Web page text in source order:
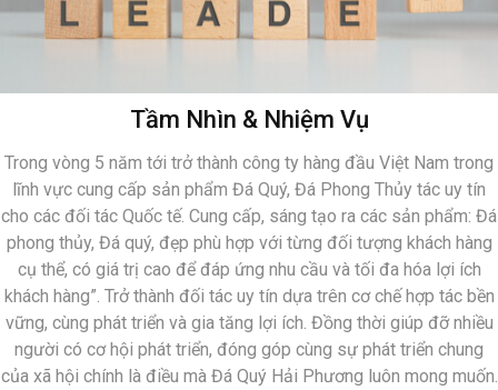
Tầm Nhìn & Nhiệm Vụ
Trong vòng 5 năm tới trở thành công ty hàng đầu Việt Nam trong
lĩnh vực cung cấp sản phẩm Đá Quý, Đá Phong Thủy tác uy tín
cho các đối tác Quốc tế. Cung cấp, sáng tạo ra các sản phẩm: Đá
phong thủy, Đá quý, đẹp phù hợp với từng đối tượng khách hàng
cụ thể, có giá trị cao để đáp ứng nhu cầu và tối đa hóa lợi ích
khách hàng”. Trở thành đối tác uy tín dựa trên cơ chế hợp tác bền
vững, cùng phát triển và gia tăng lợi ích. Đồng thời giúp đỡ nhiều
người có cơ hội phát triển, đóng góp cùng sự phát triển chung
của xã hội chính là điều mà Đá Quý Hải Phương luôn mong muốn.